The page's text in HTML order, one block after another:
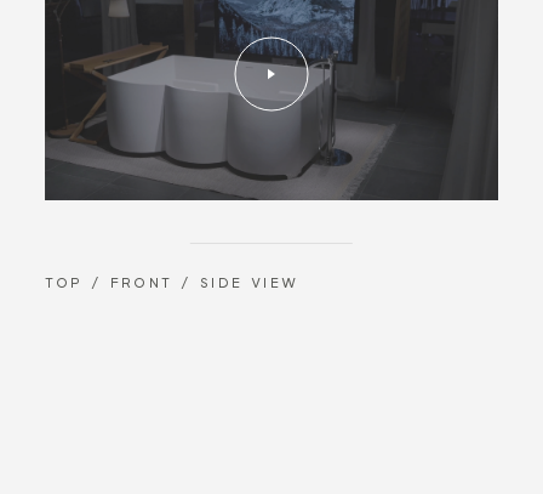
TOP / FRONT / SIDE VIEW